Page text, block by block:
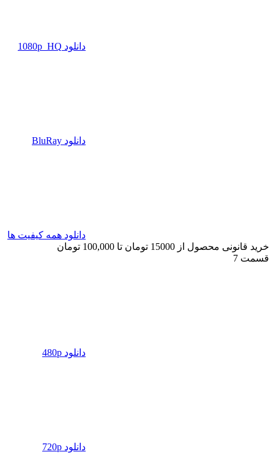
دانلود 1080p_HQ
دانلود BluRay
دانلود همه کیفیت ها
خرید قانونی محصول از 15000 تومان تا 100,000 تومان
قسمت 7
دانلود 480p
دانلود 720p